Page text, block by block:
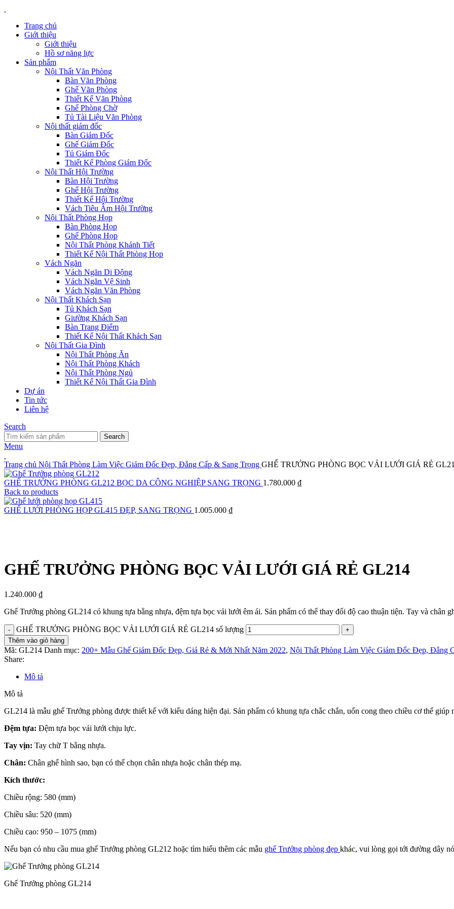
Trang chủ
Giới thiệu
Giới thiệu
Hồ sơ năng lực
Sản phẩm
Nội Thất Văn Phòng
Bàn Văn Phòng
Ghế Văn Phòng
Thiết Kế Văn Phòng
Ghế Phòng Chờ
Tủ Tài Liệu Văn Phòng
Nội thất giám đốc
Bàn Giám Đốc
Ghế Giám Đốc
Tủ Giám Đốc
Thiết Kế Phòng Giám Đốc
Nội Thất Hội Trường
Bàn Hội Trường
Ghế Hội Trường
Thiết Kế Hội Trường
Vách Tiêu Âm Hội Trường
Nội Thất Phòng Họp
Bàn Phòng Họp
Ghế Phòng Họp
Nội Thất Phòng Khánh Tiết
Thiết Kế Nội Thất Phòng Họp
Vách Ngăn
Vách Ngăn Di Động
Vách Ngăn Vệ Sinh
Vách Ngăn Văn Phòng
Nội Thất Khách Sạn
Tủ Khách Sạn
Giường Khách Sạn
Bàn Trang Điểm
Thiết Kế Nội Thất Khách Sạn
Nội Thất Gia Đình
Nội Thất Phòng Ăn
Nội Thất Phòng Khách
Nội Thất Phòng Ngủ
Thiết Kế Nội Thất Gia Đình
Dự án
Tin tức
Liên hệ
Search
Search
Menu
Trang chủ Nội Thất Phòng Làm Việc Giám Đốc Đẹp, Đẳng Cấp & Sang Trọng GHẾ TRƯỞNG PHÒNG BỌC VẢI LƯỚI GIÁ RẺ
GHẾ TRƯỞNG PHÒNG GL212 BỌC DA CÔNG NGHIỆP SANG TRỌNG 1.780.000 ₫
Back to products
GHẾ LƯỚI PHÒNG HỌP GL415 ĐẸP, SANG TRỌNG 1.005.000 ₫
GHẾ TRƯỞNG PHÒNG BỌC VẢI LƯỚI GIÁ RẺ GL214
1.240.000 ₫
Ghế Trưởng phòng GL214 có khung tựa bằng nhựa, đệm tựa bọc vải lưới êm ái. Sản phẩm có thể thay đổi độ cao thuận tiện. Tay và chân
GHẾ TRƯỞNG PHÒNG BỌC VẢI LƯỚI GIÁ RẺ GL214 số lượng
Thêm vào giỏ hàng
Mã: GL214 Danh mục: 200+ Mẫu Ghế Giám Đốc Đẹp, Giá Rẻ & Mới Nhất Năm 2022, Nội Thất Phòng Làm Việc Giám Đốc Đẹp, Đẳng
Share:
Mô tả
Mô tả
GL214 là mẫu ghế Trưởng phòng được thiết kế với kiểu dáng hiện đại. Sản phẩm có khung tựa chắc chắn, uốn cong theo chiều cơ thể
Đệm tựa: Đệm tựa bọc vải lưới chịu lực.
Tay vịn: Tay chữ T bằng nhựa.
Chân: Chân ghế hình sao, bạn có thể chọn chân nhựa hoặc chân thép mạ.
Kích thước:
Chiều rộng: 580 (mm)
Chiều sâu: 520 (mm)
Chiều cao: 950 – 1075 (mm)
Nếu bạn có nhu cầu mua ghế Trưởng phòng GL212 hoặc tìm hiểu thêm các mẫu ghế Trưởng phòng đẹp khác, vui lòng gọi tới đường dây
Ghế Trưởng phòng GL214